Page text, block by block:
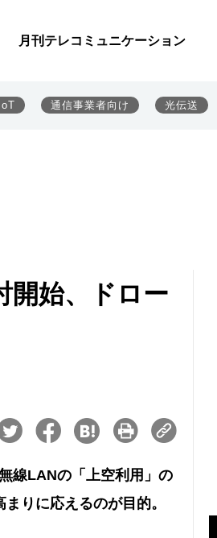
月刊テレコミュニケーション
IoT 通信事業者向け 光伝送
開始、ドロー
線LANの「上空利用」の
りに応えるのが目的。